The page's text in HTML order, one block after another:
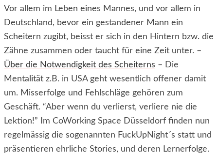
Vor allem im Leben eines Mannes, und vor allem in
Deutschland, bevor ein gestandener Mann ein
Scheitern zugibt, beisst er sich in den Hintern bzw. die
Zähne zusammen oder taucht für eine Zeit unter. –
Über die Notwendigkeit des Scheiterns – Die
Mentalität z.B. in USA geht wesentlich offener damit
um. Misserfolge und Fehlschläge gehören zum
Geschäft. “Aber wenn du verlierst, verliere nie die
Lektion!” Im CoWorking Space Düsseldorf finden nun
regelmässig die sogenannten FuckUpNight´s statt und
präsentieren ehrliche Stories, und deren Lernerfolge.